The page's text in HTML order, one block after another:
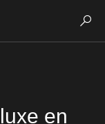
en